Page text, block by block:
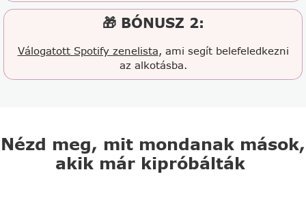
🎁 BÓNUSZ 2:
Válogatott Spotify zenelista, ami segít belefeledkezni
az alkotásba.
Nézd meg, mit mondanak mások,
akik már kipróbálták